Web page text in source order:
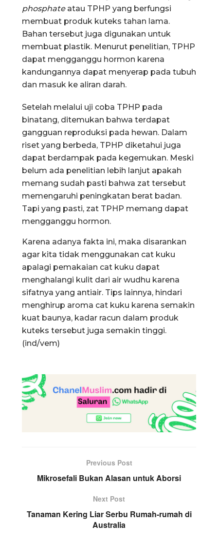
phosphateatau TPHP yang berfungsi
membuat produk kuteks tahan lama.
Bahan tersebut juga digunakan untuk
membuat plastik. Menurut penelitian, TPHP
dapat mengganggu hormon karena
kandungannya dapat menyerap pada tubuh
dan masuk ke aliran darah.
Setelah melalui uji coba TPHP pada
binatang, ditemukan bahwa terdapat
gangguan reproduksi pada hewan. Dalam
riset yang berbeda, TPHP diketahui juga
dapat berdampak pada kegemukan. Meski
belum ada penelitian lebih lanjut apakah
memang sudah pasti bahwa zat tersebut
memengaruhi peningkatan berat badan.
Tapi yang pasti, zat TPHP memang dapat
mengganggu hormon.
Karena adanya fakta ini, maka disarankan
agar kita tidak menggunakan cat kuku
apalagi pemakaian cat kuku dapat
menghalangi kulit dari air wudhu karena
sifatnya yang antiair. Tips lainnya, hindari
menghirup aroma cat kuku karena semakin
kuat baunya, kadar racun dalam produk
kuteks tersebut juga semakin tinggi.
(ind/vem)
Previous Post
Mikrosefali Bukan Alasan untuk Aborsi
Next Post
Tanaman Kering Liar Serbu Rumah-rumah di
Australia